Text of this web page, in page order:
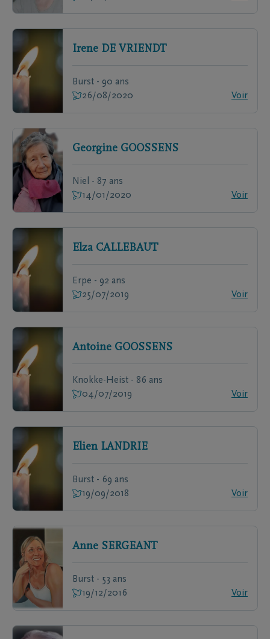
Irene DE VRIENDT
Burst - 90 ans
26/08/2020
Voir
Georgine GOOSSENS
Niel - 87 ans
14/01/2020
Voir
Elza CALLEBAUT
Erpe - 92 ans
25/07/2019
Voir
Antoine GOOSSENS
Knokke-Heist - 86 ans
04/07/2019
Voir
Elien LANDRIE
Burst - 69 ans
19/09/2018
Voir
Anne SERGEANT
Burst - 53 ans
19/12/2016
Voir